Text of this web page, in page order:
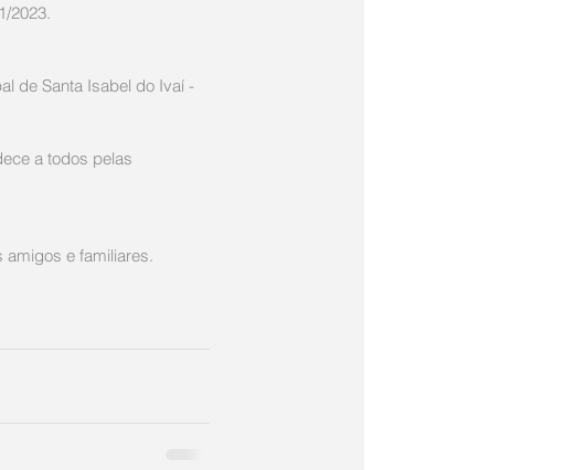
2023.
de Santa Isabel do Ivaí -
a todos pelas
amigos e familiares.